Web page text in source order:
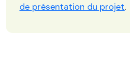
de présentation du projet.